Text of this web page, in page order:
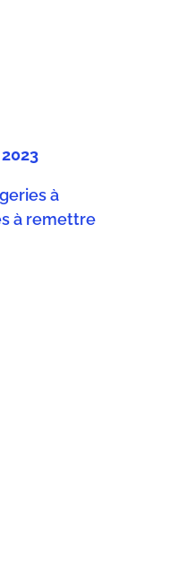
à
à remettre